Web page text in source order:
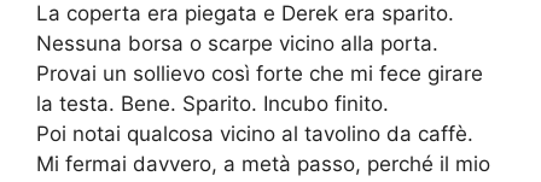
La coperta era piegata e Derek era sparito.
Nessuna borsa o scarpe vicino alla porta.
Provai un sollievo così forte che mi fece girare
la testa. Bene. Sparito. Incubo finito.
Poi notai qualcosa vicino al tavolino da caffè.
Mi fermai davvero, a metà passo, perché il mio